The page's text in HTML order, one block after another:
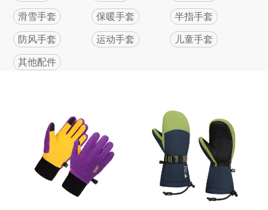
滑雪手套 保暖手套 半指手套
防风手套 运动手套 儿童手套
其他配件